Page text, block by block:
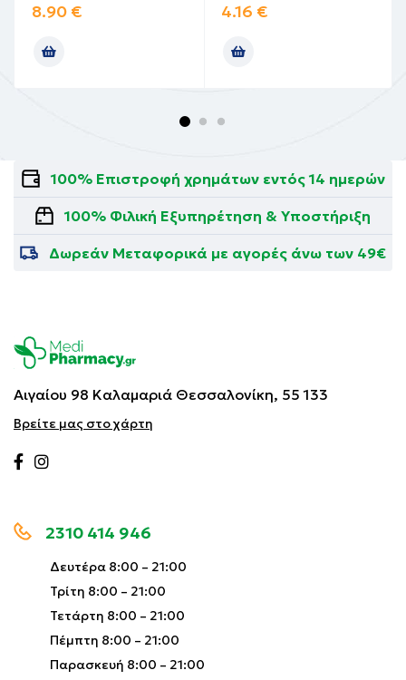
8.90 € 4.16 €
100% Επιστροφή χρημάτων εντός 14 ημερών
100% Φιλική Εξυπηρέτηση & Υποστήριξη
Δωρεάν Μεταφορικά με αγορές άνω των 49€
Αιγαίου 98 Καλαμαριά Θεσσαλονίκη, 55 133
Βρείτε μας στο χάρτη
2310 414 946
Δευτέρα 8:00 – 21:00
Τρίτη 8:00 – 21:00
Τετάρτη 8:00 – 21:00
Πέμπτη 8:00 – 21:00
Παρασκευή 8:00 – 21:00